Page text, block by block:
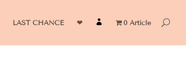
LAST CHANCE ❤ 0 Article